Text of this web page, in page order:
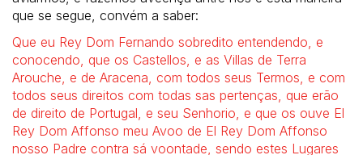
que se segue, convém a saber:
Que eu Rey Dom Fernando sobredito entendendo, e
conocendo, que os Castellos, e as Villas de Terra
Arouche, e de Aracena, com todos seus Termos, e com
todos seus direitos com todas sas pertenças, que erão
de direito de Portugal, e seu Senhorio, e que os ouve El
Rey Dom Affonso meu Avoo de El Rey Dom Affonso
nosso Padre contra sá voontade, sendo estes Lugares